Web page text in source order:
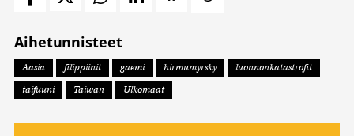
Aihetunnisteet
Aasia filippiinit gaemi hirmumyrsky
luonnonkatastrofit
taifuuni
Taiwan Ulkomaat